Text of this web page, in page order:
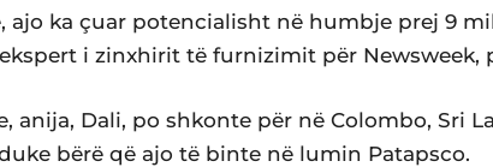
ajo ka çuar potencialisht në humbje prej 9
i zinxhirit të furnizimit për Newsweek,
anija, Dali, po shkonte për në Colombo, Sri
bërë që ajo të binte në lumin Patapsco.